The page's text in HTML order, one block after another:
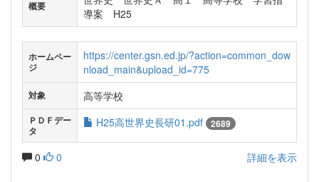
概要
導案 H25
ホームペー
ジ
https://center.gsn.ed.jp/?action=common_dow
nload_main&upload_id=775
対象 高等学校
ＰＤＦデー
タ
H25高世界史長研01.pdf 2689
0 0 詳細を表示